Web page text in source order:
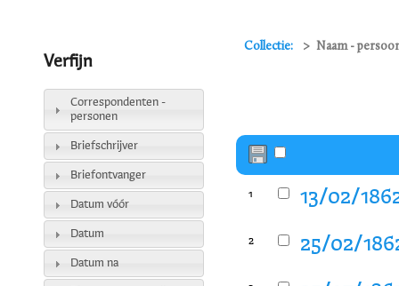
Collectie: Naam -
1 13/02/
2 25/02/
Verfijn
Correspondenten -
personen
Briefschrijver
Briefontvanger
Datum vóór
Datum
Datum na